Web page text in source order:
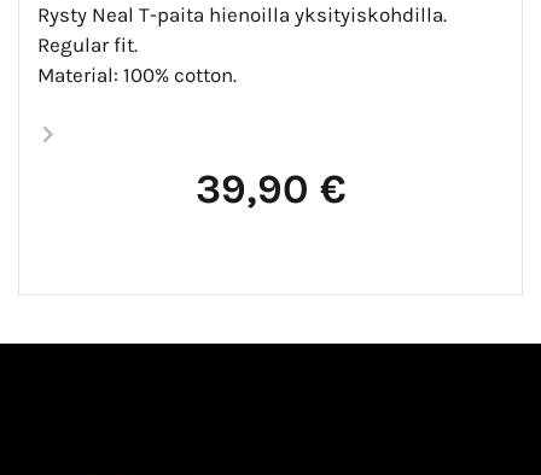
Rysty Neal T-paita hienoilla yksityiskohdilla.
Regular fit.
Material: 100% cotton.
39,90 €